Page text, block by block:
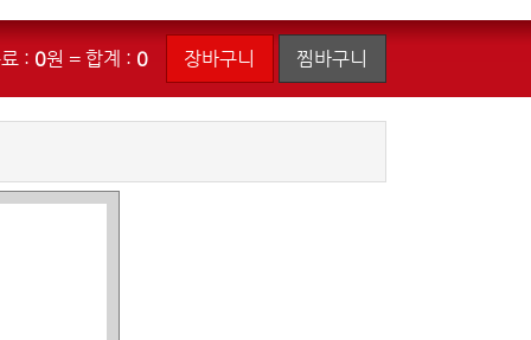
: 0원 = 합계 : 0 장바구니 찜바구니